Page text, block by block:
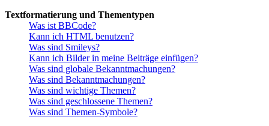
Textformatierung und Thementypen
Was ist BBCode?
Kann ich HTML benutzen?
Was sind Smileys?
Kann ich Bilder in meine Beiträge einfügen?
Was sind globale Bekanntmachungen?
Was sind Bekanntmachungen?
Was sind wichtige Themen?
Was sind geschlossene Themen?
Was sind Themen-Symbole?